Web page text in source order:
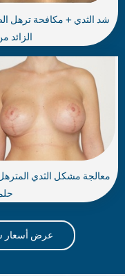
شد الثدي + مكافحة ترهل
الزائد
معالجة مشكل الثدي
عرض أسعار